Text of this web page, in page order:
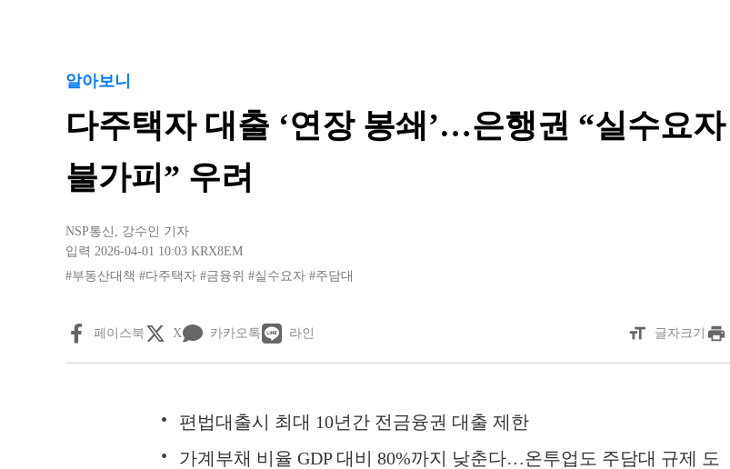
알아보니
다주택자 대출 ‘연장 봉쇄’…은행권 “실수요
불가피” 우려
NSP통신 , 강수인 기자
입력 2026-04-01 10:03 KRX8EM
#부동산대책 #다주택자 #금융위 #실수요자 #주담대
페이스북 X 카카오톡 라인 format_size 글자크기 print
편법대출시 최대 10년간 전금융권 대출 제한
가계부채 비율 GDP 대비 80%까지 낮춘다…온투업도 주담대 규제 도